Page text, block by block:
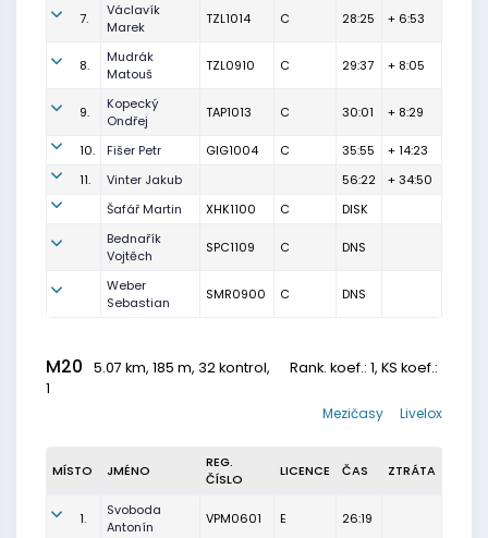
7.
Václavík
Marek
TZL1014 C 28:25 + 6:53
8.
Mudrák
Matouš
TZL0910 C 29:37 + 8:05
9.
Kopecký
Ondřej
TAP1013 C 30:01 + 8:29
10. Fišer Petr GIG1004 C 35:55
+ 14:23
11.
Vinter Jakub 56:22
+ 34:50
Šafář Martin
XHK1100 C
DISK
Bednařík
Vojtěch
SPC1109 C DNS
Weber
Sebastian
SMR0900 C DNS
M20 5.07 km, 185 m, 32 kontrol, Rank. koef.: 1, KS koef.:
1
Livelox
Mezičasy
MÍSTO JMÉNO
REG.
ČÍSLO
LICENCE ČAS ZTRÁTA
1.
Svoboda
Antonín
VPM0601 E 26:19